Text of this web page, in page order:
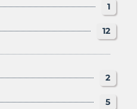
1
12
2
5